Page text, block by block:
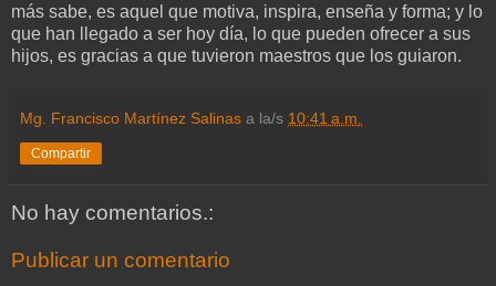
más sabe, es aquel que motiva, inspira, enseña y forma; y lo
que han llegado a ser hoy día, lo que pueden ofrecer a sus
hijos, es gracias a que tuvieron maestros que los guiaron.
Mg. Francisco Martínez Salinas a la/s 10:41 a.m.
Compartir
No hay comentarios.:
Publicar un comentario